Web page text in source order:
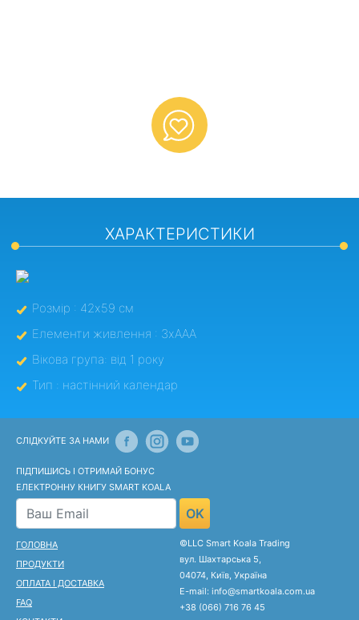
ХАРАКТЕРИСТИКИ
Розмір : 42x59 см
Елементи живлення : 3хААА
Вікова група: від 1 року
Тип : настінний календар
СЛІДКУЙТЕ ЗА НАМИ
ПІДПИШИСЬ І ОТРИМАЙ БОНУС
ЕЛЕКТРОННУ КНИГУ SMART KOALA
OK
ГОЛОВНА
ПРОДУКТИ
ОПЛАТА І ДОСТАВКА
FAQ
©LLC Smart Koala Trading
вул. Шахтарська 5,
04074, Київ, Україна
E-mail: info@smartkoala.com.ua
+38 (066) 716 76 45